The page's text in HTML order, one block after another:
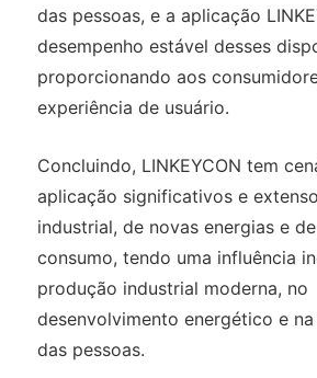
das pessoas, e a aplicação
desempenho estável desses
proporcionando aos
experiência de usuário.
Concluindo, LINKEYCON tem
aplicação significativos e
industrial, de novas energias e
consumo, tendo uma influência
produção industrial moderna, no
desenvolvimento energético e
das pessoas.